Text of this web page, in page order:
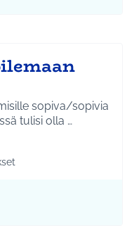
sopiva/sopivia
tulisi olla …
mukaan: Liikunta ja